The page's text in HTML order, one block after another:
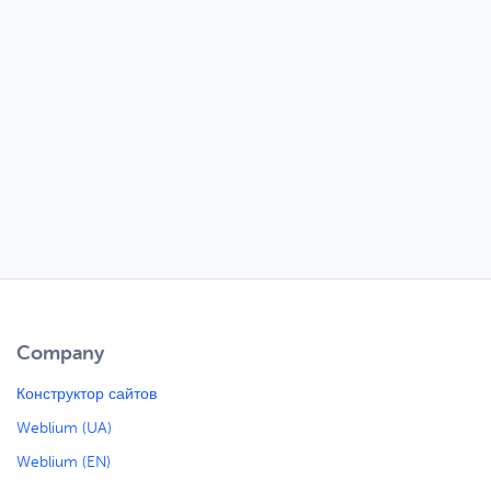
Company
Конструктор сайтов
Weblium (UA)
Weblium (EN)